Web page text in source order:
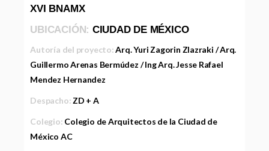
XVI BNAMX
UBICACIÓN: CIUDAD DE MÉXICO
Autoría del proyecto:Arq. Yuri Zagorin Zlazraki / Arq.
Guillermo Arenas Bermúdez / Ing Arq. Jesse Rafael
Mendez Hernandez
Despacho: ZD + A
Colegio: Colegio de Arquitectos de la Ciudad de
México AC